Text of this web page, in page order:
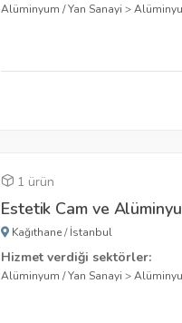
Alüminyum / Yan Sanayi >
1 ürün
Estetik Cam ve
Kağıthane/İstanbul
Hizmet verdiği sektörler:
Alüminyum / Yan Sanayi >